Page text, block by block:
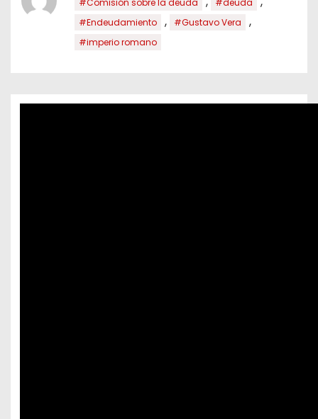
#Comisión sobre la deuda #deuda
#Endeudamiento , #Gustavo Vera ,
#imperio romano